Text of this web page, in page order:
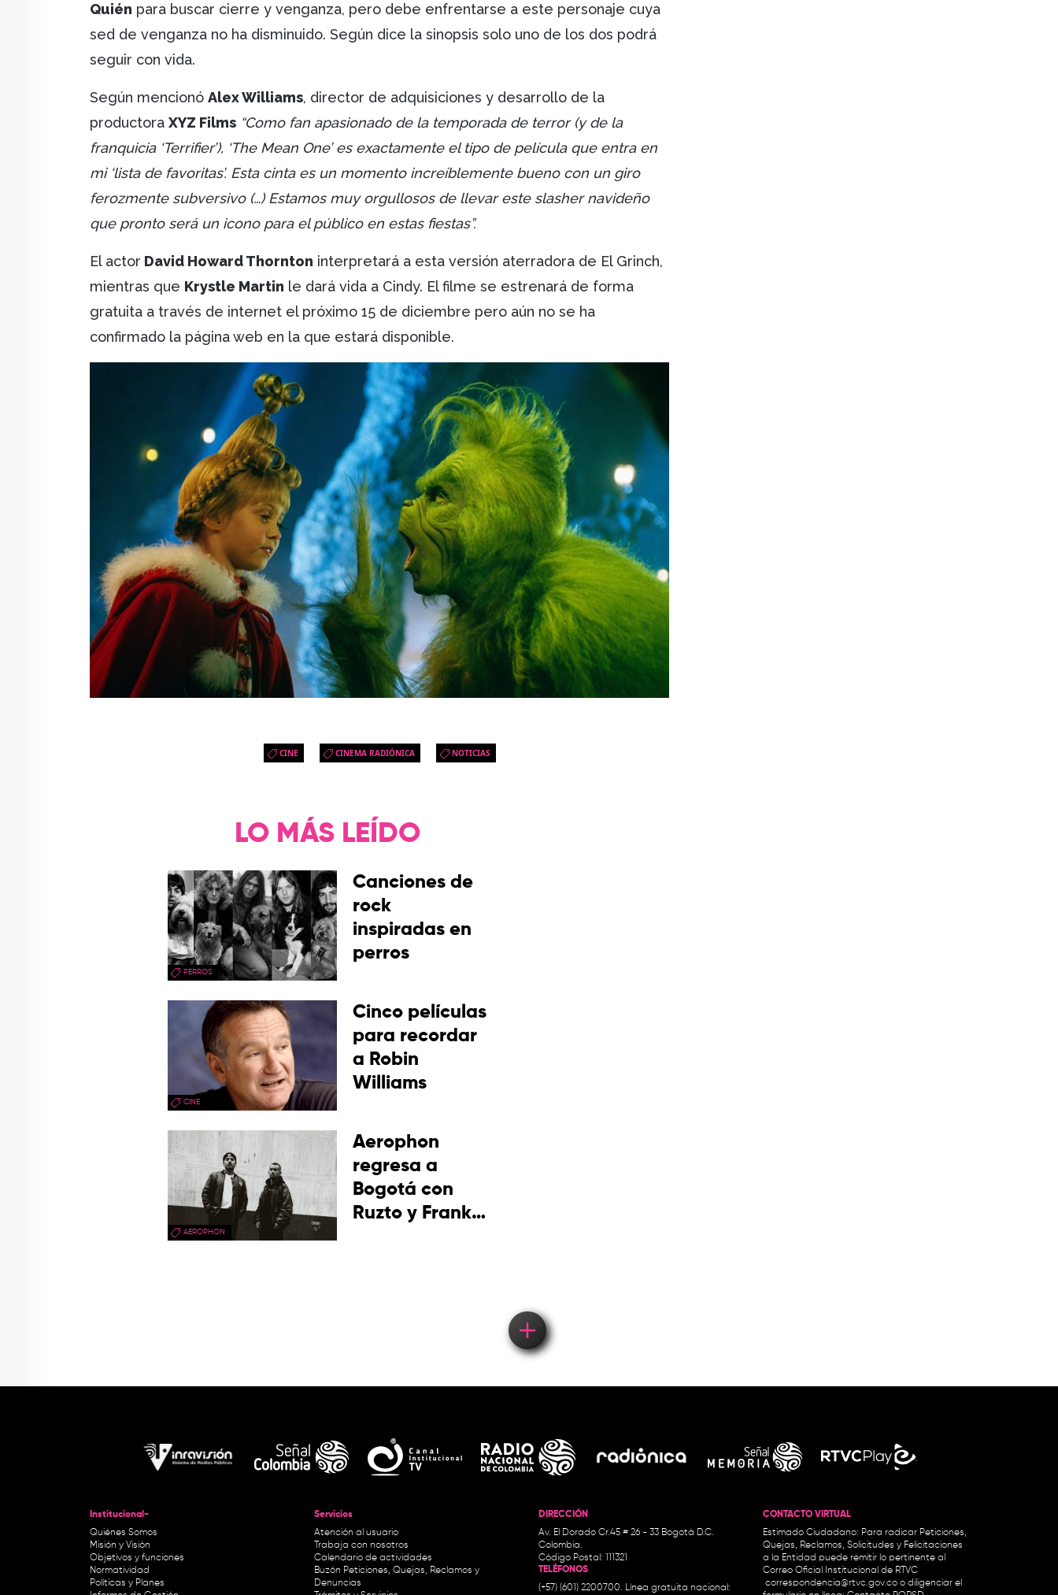
Quién para buscar cierre y venganza, pero debe enfrentarse a este personaje cuya
sed de venganza no ha disminuido. Según dice la sinopsis solo uno de los dos podrá
seguir con vida.
Según mencionó Alex Williams, director de adquisiciones y desarrollo de la
productora XYZ Films “Como fan apasionado de la temporada de terror (y de la
franquicia ‘Terrifier’), ‘The Mean One’ es exactamente el tipo de película que entra en
mi ‘lista de favoritas’. Esta cinta es un momento increíblemente bueno con un giro
ferozmente subversivo (…) Estamos muy orgullosos de llevar este slasher navideño
que pronto será un icono para el público en estas fiestas”.
El actor David Howard Thornton interpretará a esta versión aterradora de El Grinch,
mientras que Krystle Martin le dará vida a Cindy. El filme se estrenará de forma
gratuita a través de internet el próximo 15 de diciembre pero aún no se ha
confirmado la página web en la que estará disponible.
CINE CINEMA RADIÓNICA NOTICIAS
LO MÁS LEÍDO
PERROS
Canciones de
rock
inspiradas en
perros
CINE
Cinco películas
para recordar
a Robin
Williams
AEROPHON
Aerophon
regresa a
Bogotá con
Ruzto y Frank
Institucional-
Quiénes Somos
Misión y Visión
Objetivos y funciones
Normatividad
Políticas y Planes
Servicios
Atención al usuario
Trabaja con nosotros
Calendario de actividades
Buzón Peticiones, Quejas, Reclamos y
Denuncias
DIRECCIÓN
Av. El Dorado Cr.45 # 26 - 33 Bogotá D.C.
Colombia.
Código Postal: 111321
TELÉFONOS
(+57) (601) 2200700. Línea gratuita nacional:
CONTACTO VIRTUAL
Estimado Ciudadano: Para radicar Peticiones,
Quejas, Reclamos, Solicitudes y Felicitaciones
a la Entidad puede remitir lo pertinente al
Correo Oficial Institucional de RTVC
correspondencia@rtvc.gov.co o diligenciar el